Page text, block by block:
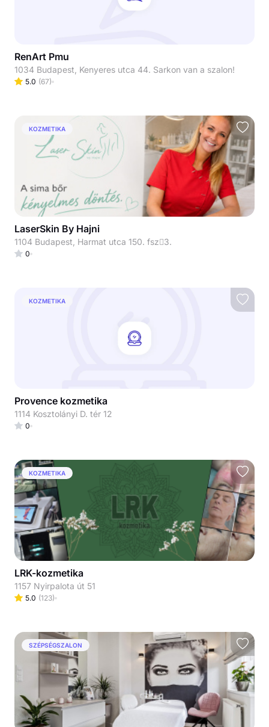
RenArt Pmu
1034 Budapest, Kenyeres utca 44. Sarkon van a szalon!
5.0 (67)
KOZMETIKA
LaserSkin By Hajni
1104 Budapest, Harmat utca 150. fsz3.
0
KOZMETIKA
Provence kozmetika
1114 Kosztolányi D. tér 12
0
KOZMETIKA
LRK-kozmetika
1157 Nyirpalota út 51
5.0 (123)
SZÉPSÉGSZALON